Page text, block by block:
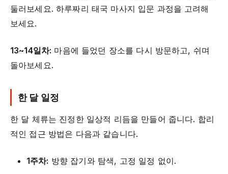
둘러보세요. 하루짜리 태국 마사지 입문 과정을 고려해
보세요.
13~14일차: 마음에 들었던 장소를 다시 방문하고, 쉬며
돌아보세요.
한 달 일정
한 달 체류는 진정한 일상적 리듬을 만들어 줍니다. 합리
적인 접근 방법은 다음과 같습니다.
1주차: 방향 잡기와 탐색, 고정 일정 없이.